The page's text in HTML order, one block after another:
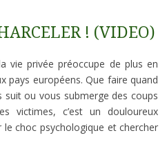
! (VIDEO)
vie privée préoccupe de plus en
pays européens. Que faire quand
suit ou vous submerge des coups
victimes, c’est un douloureux
choc psychologique et chercher